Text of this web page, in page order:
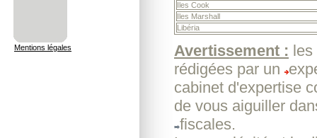
Mentions légales
Iles Cook
Iles Marshall
Libéria
Avertissement : les
rédigées par un
cabinet d'expertise
de vous aiguiller
fiscales.